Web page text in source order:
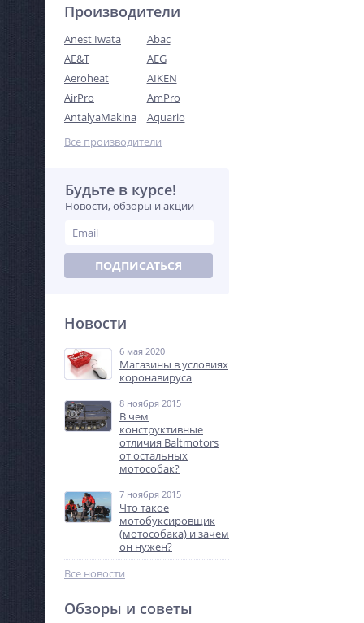
Производители
Anest Iwata
Abac
AE&T
AEG
Aeroheat
AIKEN
AirPro
AmPro
AntalyaMakina
Aquario
Все производители
Будьте в курсе!
Новости, обзоры и акции
ПОДПИСАТЬСЯ
Новости
6 мая 2020
Магазины в условиях
коронавируса
8 ноября 2015
В чем
конструктивные
отличия Baltmotors
от остальных
мотособак?
7 ноября 2015
Что такое
мотобуксировщик
(мотособака) и зачем
он нужен?
Все новости
Обзоры и советы